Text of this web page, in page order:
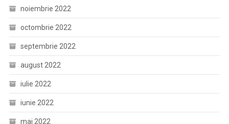
noiembrie 2022
octombrie 2022
septembrie 2022
august 2022
iulie 2022
iunie 2022
mai 2022